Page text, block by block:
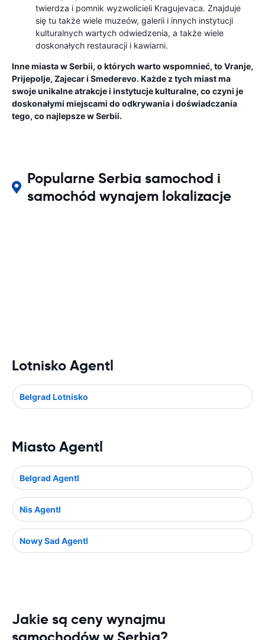
twierdza i pomnik wyzwolicieli Kragujevaca. Znajduje
się tu także wiele muzeów, galerii i innych instytucji
kulturalnych wartych odwiedzenia, a także wiele
doskonałych restauracji i kawiarni.
Inne miasta w Serbii, o których warto wspomnieć, to Vranje,
Prijepolje, Zajecar i Smederevo. Każde z tych miast ma
swoje unikalne atrakcje i instytucje kulturalne, co czyni je
doskonałymi miejscami do odkrywania i doświadczania
tego, co najlepsze w Serbii.
Popularne Serbia samochod i
samochód wynajem lokalizacje
Lotnisko Agentl
Belgrad Lotnisko
Miasto Agentl
Belgrad Agentl
Nis Agentl
Nowy Sad Agentl
Jakie są ceny wynajmu